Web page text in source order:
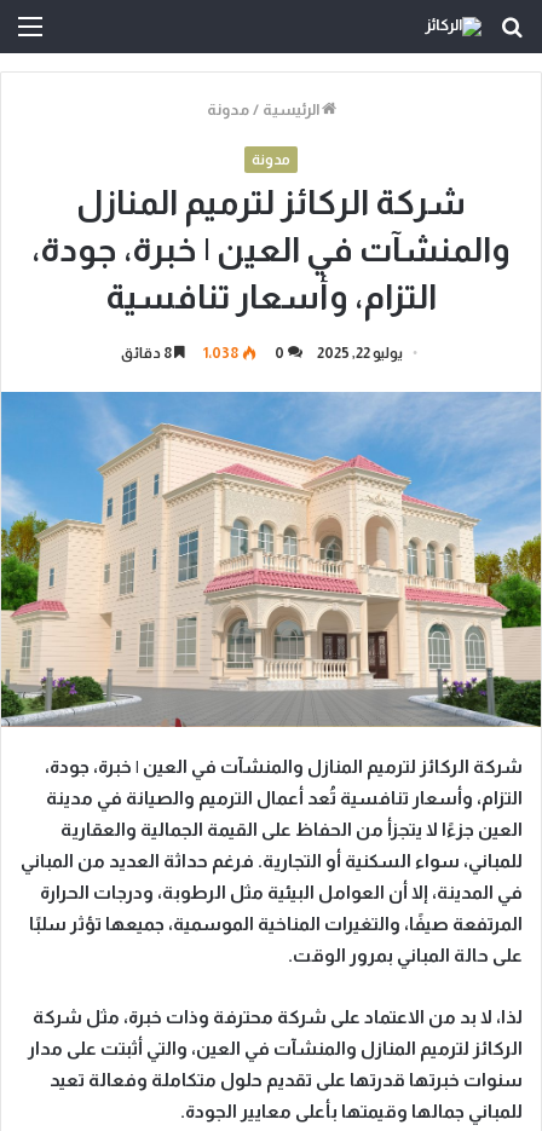
بحث
الرئيسية / مدونة
مدونة
شركة الركائز لترميم المنازل
والمنشآت في العين | خبرة، جودة،
التزام، وأسعار تنافسية
يوليو 22, 2025 0 1٬038
شركة الركائز لترميم المنازل والمنشآت في العين | خبرة، جودة،
التزام، وأسعار تنافسية تُعد أعمال الترميم والصيانة في مدينة
العين جزءًا لا يتجزأ من الحفاظ على القيمة الجمالية والعقارية
للمباني، سواء السكنية أو التجارية. فرغم حداثة العديد من المباني
في المدينة، إلا أن العوامل البيئية مثل الرطوبة، ودرجات الحرارة
المرتفعة صيفًا، والتغيرات المناخية الموسمية، جميعها تؤثر سلبًا
على حالة المباني بمرور الوقت.
لذا، لا بد من الاعتماد على شركة محترفة وذات خبرة، مثل شركة
الركائز لترميم المنازل والمنشآت في العين، والتي أثبتت على مدار
سنوات خبرتها قدرتها على تقديم حلول متكاملة وفعالة تعيد
للمباني جمالها وقيمتها بأعلى معايير الجودة.